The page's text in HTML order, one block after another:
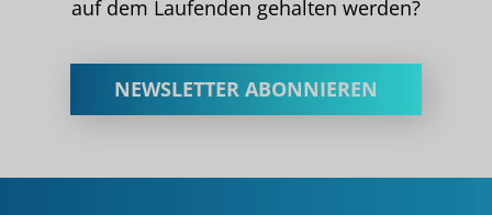
auf dem Laufenden gehalten werden?
NEWSLETTER ABONNIEREN